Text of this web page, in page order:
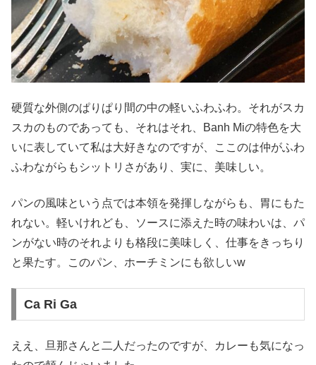
硬質な外側のぱりぱり間の中の軽いふわふわ。それがスカ
スカのものであっても、それはそれ、Banh Miの特色を大
いに表していて私は大好きなのですが、ここのは仲がふわ
ふわながらもシットリさがあり、実に、美味しい。
パンの風味という点では本領を発揮しながらも、胃にもた
れない。軽いけれども、ソースに添えた時の味わいは、パ
ンがない時のそれよりも格段に美味しく、仕事をきっちり
と果たす。このパン、ホーチミンにも欲しいw
Ca Ri Ga
ええ、旦那さんと二人だったのですが、カレーも気になっ